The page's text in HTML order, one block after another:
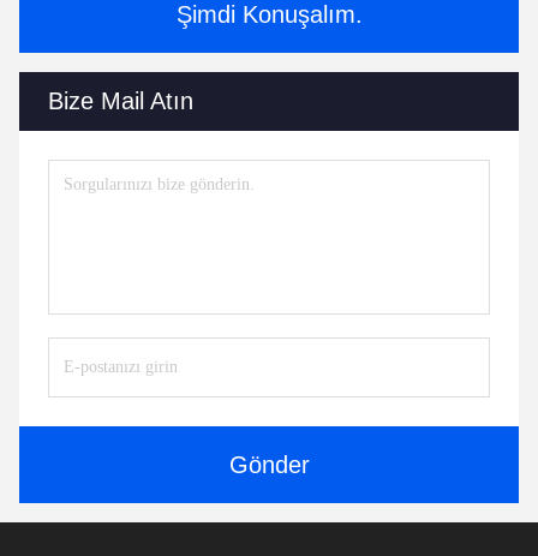
Şimdi Konuşalım.
Bize Mail Atın
Gönder